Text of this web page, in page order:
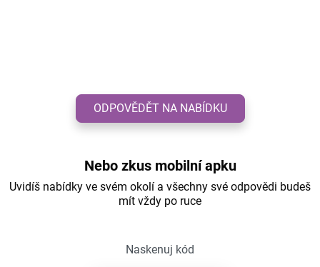
ODPOVĚDĚT NA NABÍDKU
Nebo zkus mobilní apku
Uvidíš nabídky ve svém okolí a všechny své odpovědi budeš
mít vždy po ruce
Naskenuj kód